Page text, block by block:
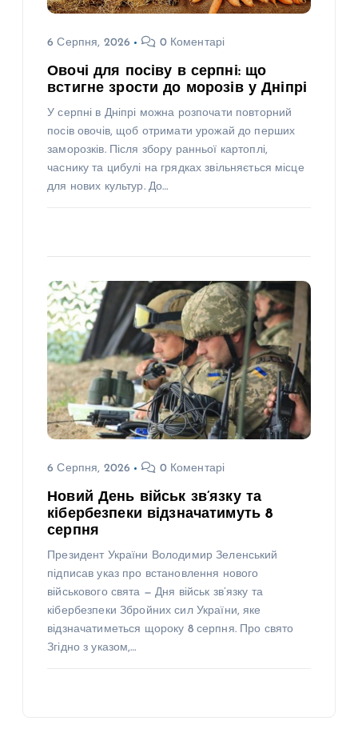
6 Серпня, 2026 0 Коментарі
Овочі для посіву в серпні: що
встигне зрости до морозів у Дніпрі
У серпні в Дніпрі можна розпочати повторний
посів овочів, щоб отримати урожай до перших
заморозків. Після збору ранньої картоплі,
часнику та цибулі на грядках звільняється місце
для нових культур. До…
6 Серпня, 2026 0 Коментарі
Новий День військ зв’язку та
кібербезпеки відзначатимуть 8
серпня
Президент України Володимир Зеленський
підписав указ про встановлення нового
військового свята — Дня військ зв’язку та
кібербезпеки Збройних сил України, яке
відзначатиметься щороку 8 серпня. Про свято
Згідно з указом,…